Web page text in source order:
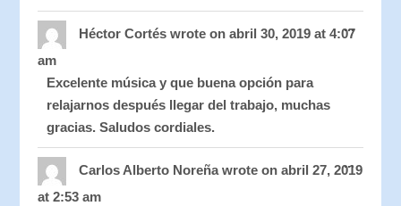
Héctor Cortéswrote on abril 30, 2019 at 4:07
am
Excelente música y que buena opción para
relajarnos después llegar del trabajo, muchas
gracias. Saludos cordiales.
...this
Carlos Alberto Noreñawrote on abril 27, 2019
at 2:53 am
...this